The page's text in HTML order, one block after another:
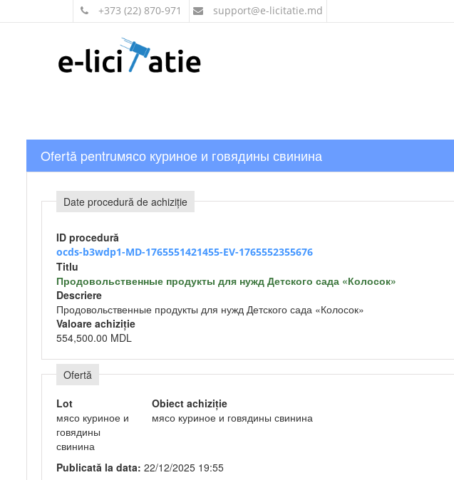
+373 (22) 870-971 support@e-licitatie.md
Ofertă pentruмясо куриное и говядины свинина
Date procedură de achiziție
ID procedură
ocds-b3wdp1-MD-1765551421455-EV-1765552355676
Titlu
Продовольственные продукты для нужд Детского сада «Колосок»
Descriere
Продовольственные продукты для нужд Детского сада «Колосок»
Valoare achiziție
554,500.00 MDL
Ofertă
Lot
Obiect achiziție
мясо куриное и
говядины
свинина
мясо куриное и говядины свинина
Publicată la data: 22/12/2025 19:55